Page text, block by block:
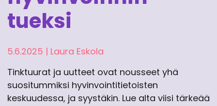
tueksi
5.6.2025 | Laura Eskola
Tinktuurat ja uutteet ovat nousseet yhä
suositummiksi hyvinvointitietoisten
keskuudessa, ja syystäkin. Lue alta viisi tärkeää